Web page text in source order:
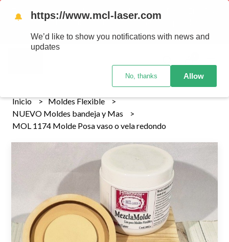
Tenemos envios a todo el pais!........ Los envios Por MENOR se
realizan 48 hs habiles porteriores al pago , los pedidos por
MAYOR se envian 7 dias posteriores al pago del pedido
Inicio
Moldes Flexible
NUEVO Moldes bandeja y Mas
MOL 1174 Molde Posa vaso o vela redondo
🔔 https://www.mcl-laser.com
We’d like to show you notifications with news and
updates
No, thanks Allow